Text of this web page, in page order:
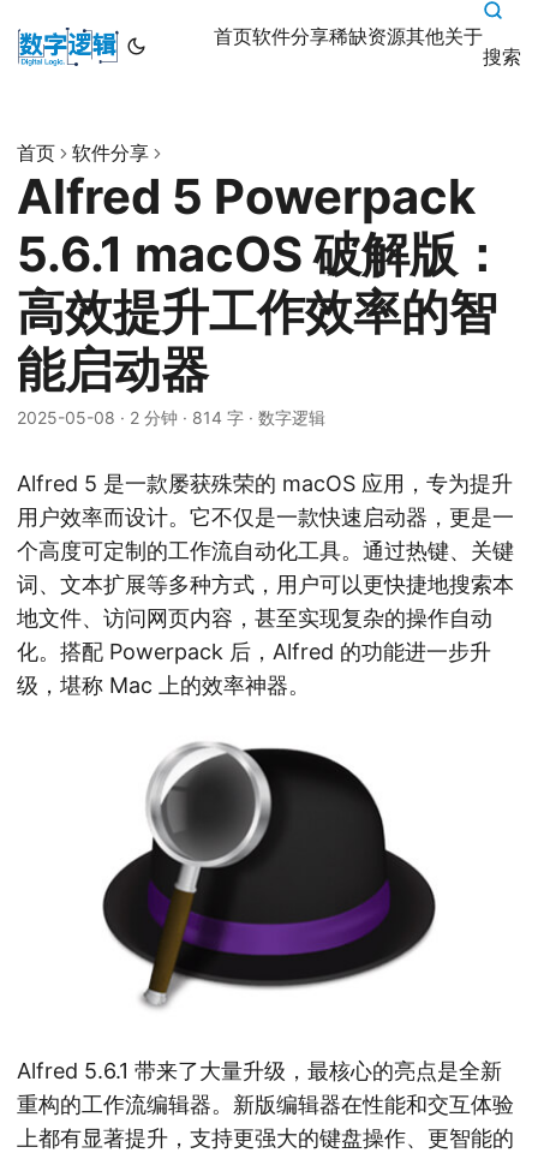
首页软件分享稀缺资源其他关于
搜索
首页 软件分享
Alfred 5 Powerpack
5.6.1 macOS 破解版：
高效提升工作效率的智
能启动器
2025-05-08 · 2 分钟 · 814 字 · 数字逻辑
Alfred 5 是一款屡获殊荣的 macOS 应用，专为提升
用户效率而设计。它不仅是一款快速启动器，更是一
个高度可定制的工作流自动化工具。通过热键、关键
词、文本扩展等多种方式，用户可以更快捷地搜索本
地文件、访问网页内容，甚至实现复杂的操作自动
化。搭配 Powerpack 后，Alfred 的功能进一步升
级，堪称 Mac 上的效率神器。
Alfred 5.6.1 带来了大量升级，最核心的亮点是全新
重构的工作流编辑器。新版编辑器在性能和交互体验
上都有显著提升，支持更强大的键盘操作、更智能的